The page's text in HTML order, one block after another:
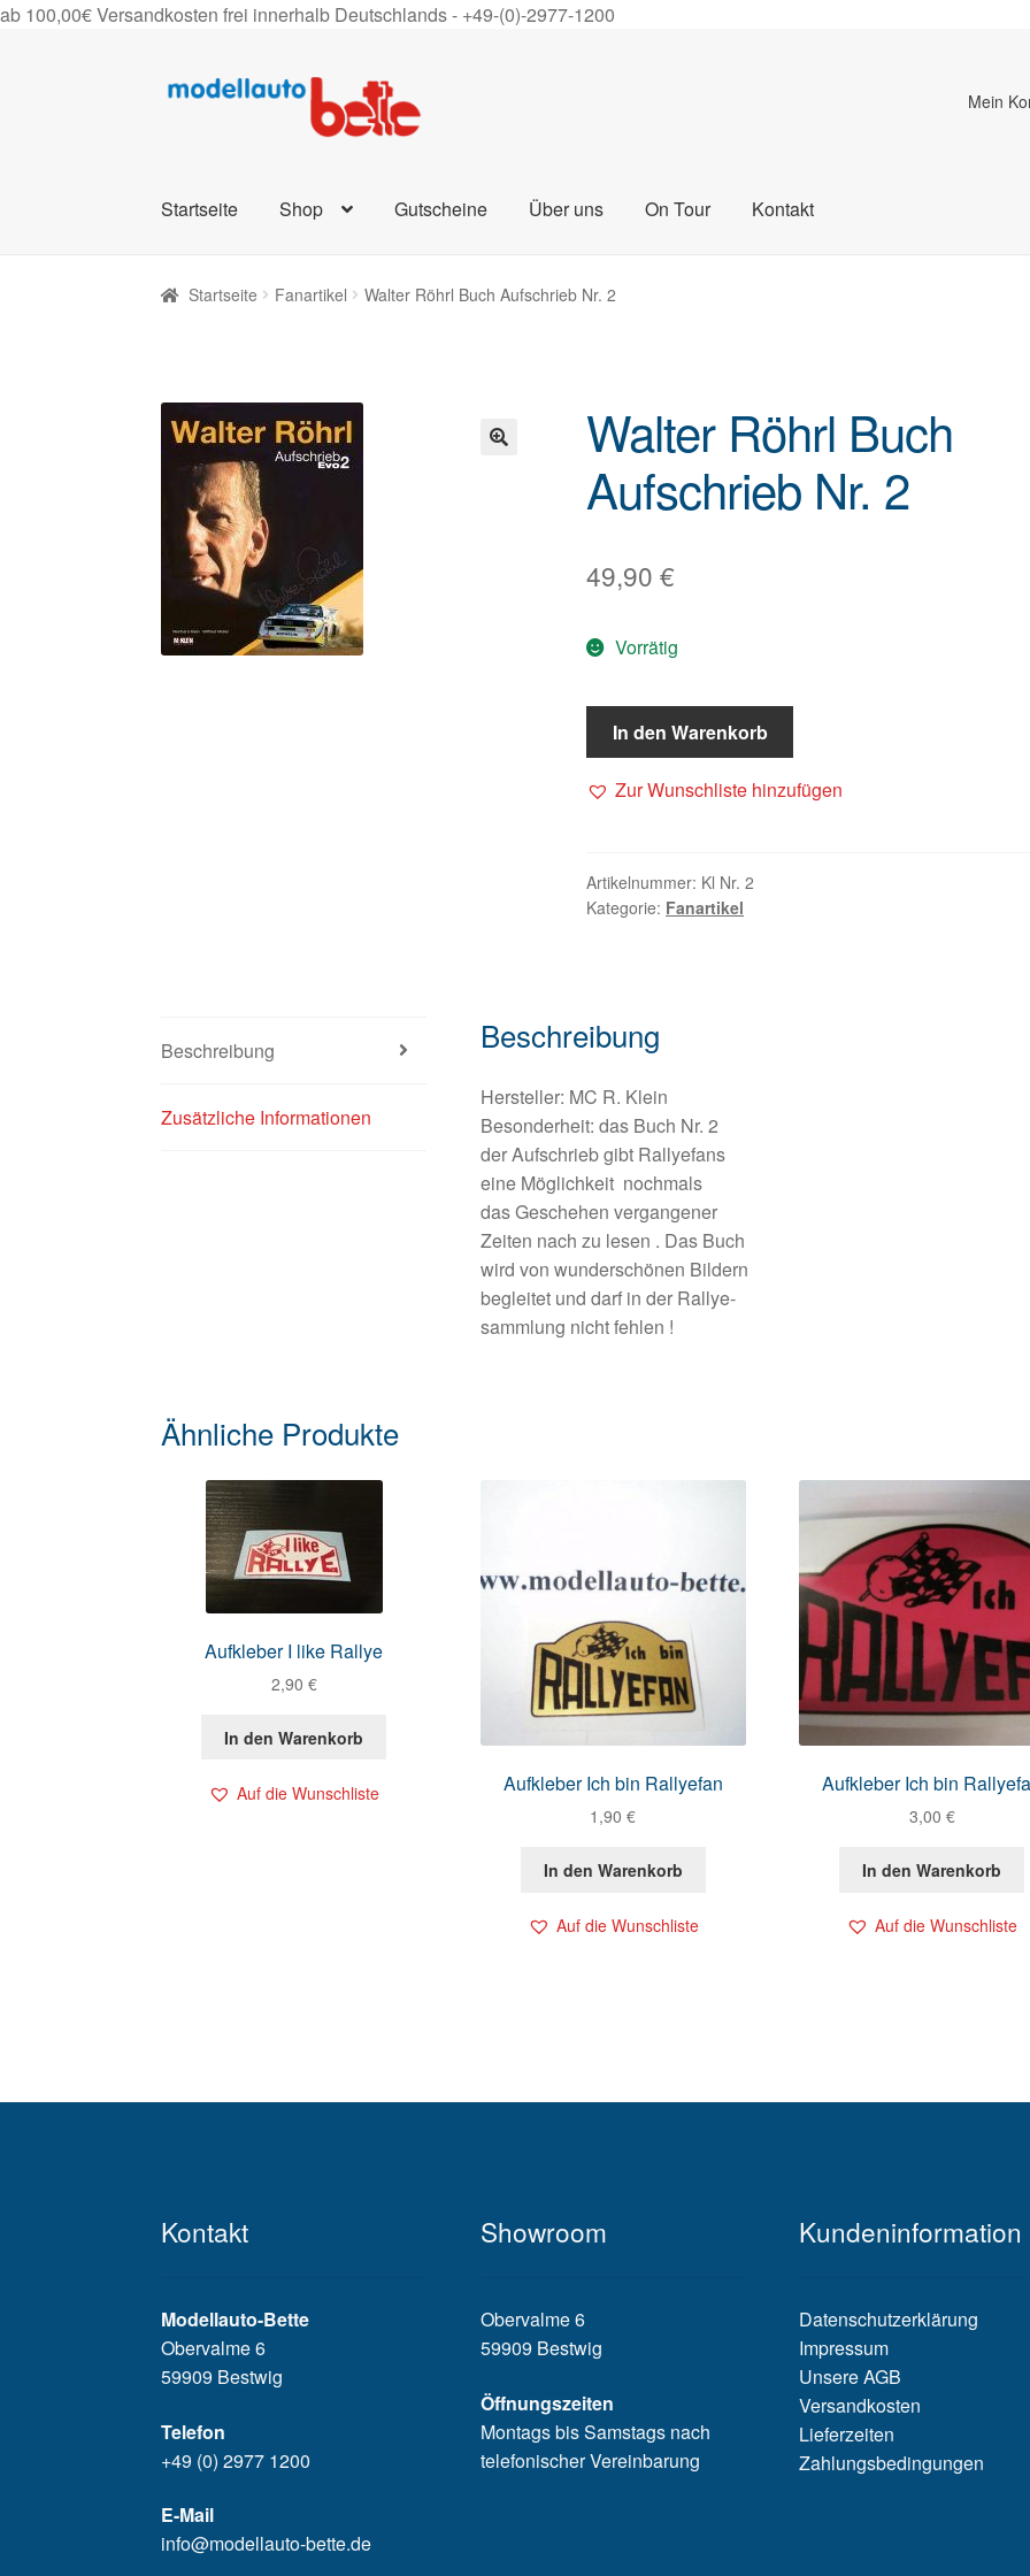
ab 100,00€ Versandkosten frei innerhalb Deutschlands - +49-(0)-2977-1200
Zur
Zum
Mein
Startseite Shop Gutscheine Über uns On Tour Kontakt
Startseite Fanartikel Walter Röhrl Buch Aufschrieb Nr. 2
Walter Röhrl Buch
Aufschrieb Nr. 2
49,90€
Vorrätig
In den Warenkorb
Zur Wunschliste hinzufügen
Artikelnummer: Kl Nr. 2
Kategorie: Fanartikel
Beschreibung
Zusätzliche Informationen
Beschreibung
Hersteller: MC R. Klein
Besonderheit: das Buch Nr. 2
der Aufschrieb gibt Rallyefans
eine Möglichkeit nochmals
das Geschehen vergangener
Zeiten nach zu lesen . Das Buch
wird von wunderschönen Bildern
begleitet und darf in der Rallye-
sammlung nicht fehlen !
Ähnliche Produkte
Aufkleber I like Rallye
2,90 €
In den Warenkorb
Auf die Wunschliste Aufkleber Ich bin Rallyefan
1,90€
In den Warenkorb
Auf die Wunschliste
Aufkleber Ich bin
3,00 €
In den Warenkorb
Auf die Wunschliste
Kontakt
Modellauto-Bette
Obervalme 6
59909 Bestwig
Telefon
+49 (0) 2977 1200
E-Mail
info@modellauto-bette.de
Showroom
Obervalme 6
59909 Bestwig
Öffnungszeiten
Montags bis Samstags nach
telefonischer Vereinbarung
Kundeninformation
Datenschutzerklärung
Impressum
Unsere AGB
Versandkosten
Lieferzeiten
Zahlungsbedingungen